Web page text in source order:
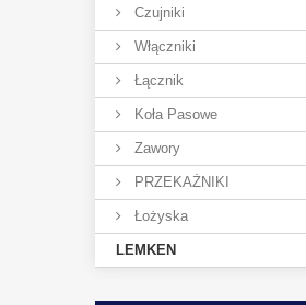
Czujniki
Włączniki
Łącznik
Koła Pasowe
Zawory
PRZEKAŻNIKI
Łożyska
LEMKEN